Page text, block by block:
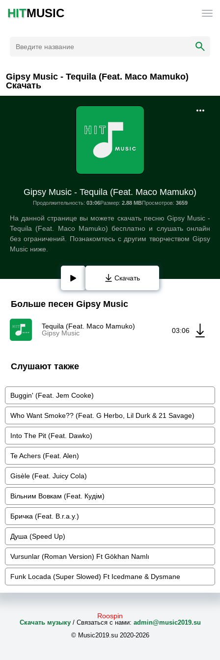
HITMUSIC
Gipsy Music - Tequila (Feat. Maco Mamuko)
Скачать
Gipsy Music - Tequila (Feat. Maco Mamuko)
Продолжительность: 03:06Размер: 2.88 MBПросмотров: 3659
На данной странице вы можете скачать песню Gipsy Music -
Tequila (Feat. Maco Mamuko) бесплатно и слушать онлайн
без ограничений. Познакомтесь с другим творчеством Gipsy
Music ниже.
Скачать
Больше песен Gipsy Music
Tequila (Feat. Maco Mamuko)
Gipsy Music
03:06
Слушают также
Buggin' (Feat. Jem Cooke)
Who Want Smoke?? (Feat. G Herbo, Lil Durk & 21 Savage)
Into The Pit (Feat. Dawko)
Te Achers (Feat. Alen)
Gisèle (Feat. Juicy Cola)
Вільним Вовкам (Feat. Кудім)
Бричка (Feat. B.r.a.y.)
Душа (Speed Up)
Vursunlar (Roman Version) Ft Gökhan Namlı
Funk Locada (Super Slowed) Ft Icedmane & Dysmane
Roospin
Скачать музыку/ Связаться с нами: admin@music2019.su
© Music2019.su 2020-2026